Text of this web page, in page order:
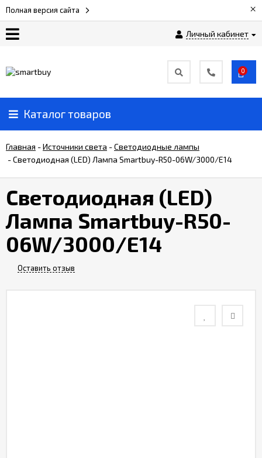
Полная версия сайта ×
Личный кабинет
Доставка
и
оплата
0
Каталог товаров
Главная -Источники света -Светодиодные лампы
-Светодиодная (LED) Лампа Smartbuy-R50-06W/3000/E14
Светодиодная (LED)
Лампа Smartbuy-R50-
06W/3000/E14
Оставить отзыв